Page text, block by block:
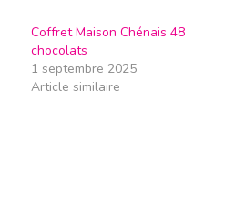
Coffret Maison Chénais 48
chocolats
1 septembre 2025
Article similaire